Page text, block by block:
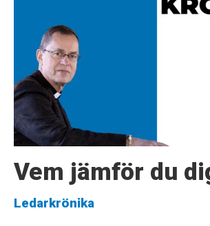
Vem jämför du
Ledarkrönika